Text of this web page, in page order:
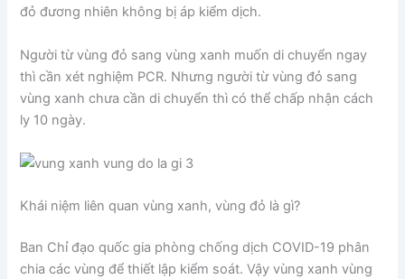
đỏ đương nhiên không bị áp kiểm dịch.
Người từ vùng đỏ sang vùng xanh muốn di chuyển ngay
thì cần xét nghiệm PCR. Nhưng người từ vùng đỏ sang
vùng xanh chưa cần di chuyển thì có thể chấp nhận cách
ly 10 ngày.
Khái niệm liên quan vùng xanh, vùng đỏ là gì?
Ban Chỉ đạo quốc gia phòng chống dịch COVID-19 phân
chia các vùng để thiết lập kiểm soát. Vậy vùng xanh vùng